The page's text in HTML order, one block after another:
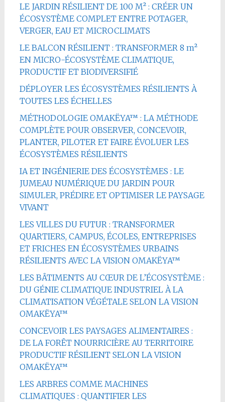
LE JARDIN RÉSILIENT DE 100 M² : CRÉER UN
ÉCOSYSTÈME COMPLET ENTRE POTAGER,
VERGER, EAU ET MICROCLIMATS
LE BALCON RÉSILIENT : TRANSFORMER 8 m²
EN MICRO-ÉCOSYSTÈME CLIMATIQUE,
PRODUCTIF ET BIODIVERSIFIÉ
DÉPLOYER LES ÉCOSYSTÈMES RÉSILIENTS À
TOUTES LES ÉCHELLES
MÉTHODOLOGIE OMAKËYA™ : LA MÉTHODE
COMPLÈTE POUR OBSERVER, CONCEVOIR,
PLANTER, PILOTER ET FAIRE ÉVOLUER LES
ÉCOSYSTÈMES RÉSILIENTS
IA ET INGÉNIERIE DES ÉCOSYSTÈMES : LE
JUMEAU NUMÉRIQUE DU JARDIN POUR
SIMULER, PRÉDIRE ET OPTIMISER LE PAYSAGE
VIVANT
LES VILLES DU FUTUR : TRANSFORMER
QUARTIERS, CAMPUS, ÉCOLES, ENTREPRISES
ET FRICHES EN ÉCOSYSTÈMES URBAINS
RÉSILIENTS AVEC LA VISION OMAKËYA™
LES BÂTIMENTS AU CŒUR DE L’ÉCOSYSTÈME :
DU GÉNIE CLIMATIQUE INDUSTRIEL À LA
CLIMATISATION VÉGÉTALE SELON LA VISION
OMAKËYA™
CONCEVOIR LES PAYSAGES ALIMENTAIRES :
DE LA FORÊT NOURRICIÈRE AU TERRITOIRE
PRODUCTIF RÉSILIENT SELON LA VISION
OMAKËYA™
LES ARBRES COMME MACHINES
CLIMATIQUES : QUANTIFIER LES